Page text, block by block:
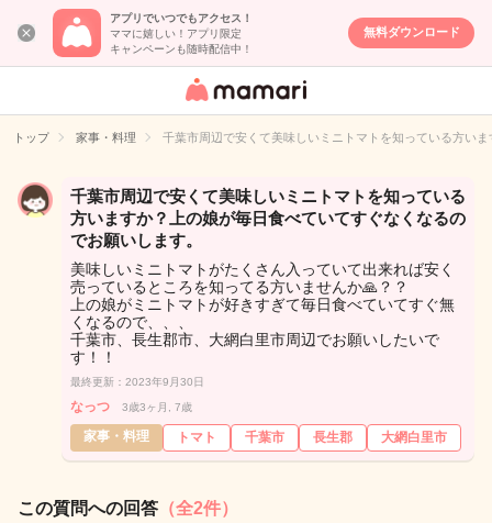
アプリでいつでもアクセス！
ママに嬉しい！アプリ限定
キャンペーンも随時配信中！
無料ダウンロード
女性専用匿名QA
イト
トップ 家事・料理 千葉市周辺で安くて美味しいミニトマトを知っている方い
千葉市周辺で安くて美味しいミニトマトを知っている
方いますか？上の娘が毎日食べていてすぐなくなるの
でお願いします。
美味しいミニトマトがたくさん入っていて出来れば安く
売っているところを知ってる方いませんか🙏？？
上の娘がミニトマトが好きすぎて毎日食べていてすぐ無
くなるので、、、
千葉市、長生郡市、大網白里市周辺でお願いしたいで
す！！
最終更新：2023年9月30日
なっつ 3歳3ヶ月, 7歳
家事・料理 トマト 千葉市 長生郡 大網白里市
この質問への回答 （全2件）